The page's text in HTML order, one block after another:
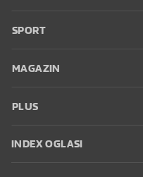
SPORT
MAGAZIN
PLUS
INDEX OGLASI